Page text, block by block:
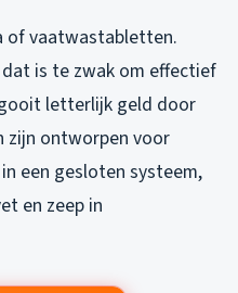
of vaatwastabletten.
is te zwak om effectief
letterlijk geld door
zijn ontworpen voor
een gesloten systeem,
en zeep in